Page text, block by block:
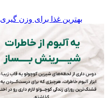
بهترین غذا برای وزن گیری نوزاد